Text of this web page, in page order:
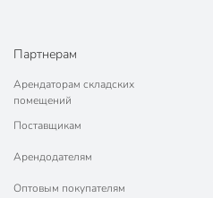
Партнерам
Арендаторам складских
помещений
Поставщикам
Арендодателям
Оптовым покупателям